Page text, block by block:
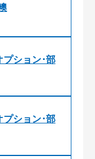
ション･部
ション･部